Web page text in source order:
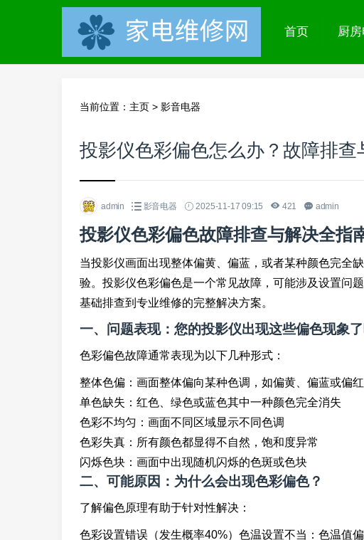
首页 厨
当前位置： 主页 > 影音电器
投影仪色彩偏色怎么办？故障排查
admin 影音电器 2025-11-17 09:15 421 admin
投影仪色彩偏色故障排查与解决全指
当投影仪画面出现整体偏黄、偏蓝，或者某种颜色完全
验。投影仪色彩偏色是一个常见故障，可能涉及设置问
基础排查到专业维修的完整解决方案。
一、问题表现：您的投影仪出现这些偏色现象了
色彩偏色故障通常表现为以下几种形式：
整体色偏：画面整体偏向某种色调，如偏黄、偏蓝或偏红
单色缺失：红色、绿色或蓝色其中一种颜色完全消失
色彩不均匀：画面不同区域显示不同色调
色彩失真：所有颜色都显得不自然，饱和度异常
闪烁色块：画面中出现随机闪烁的色斑或色块
二、可能原因：为什么会出现色彩偏色？
了解偏色原理有助于针对性解决：
色彩设置错误（发生概率40%）色温设置不当：色温值